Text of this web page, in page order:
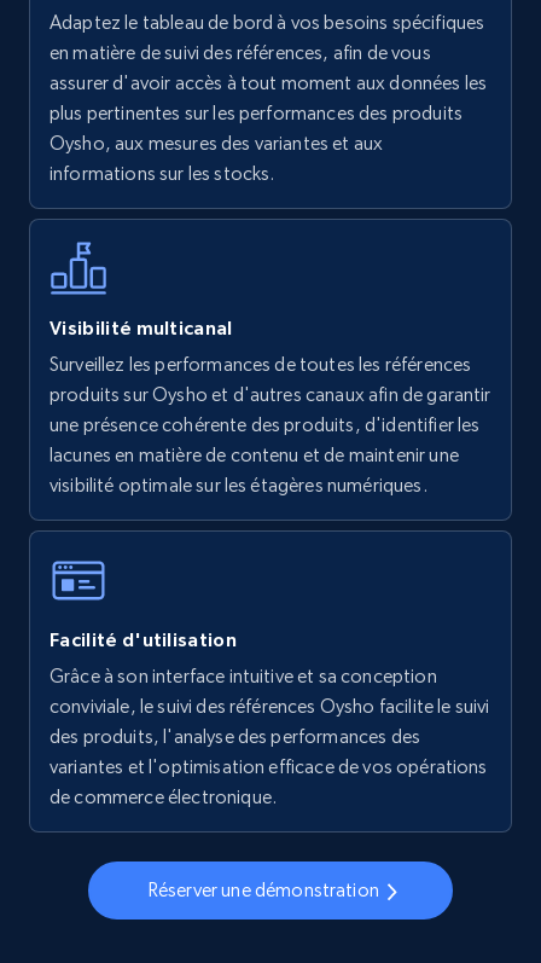
URL, Final price, Sku, Currency, Gtin,
Specifications, Image urls, Top reviews, and
more.
877+
Walmart - products - Find new products by
using specific category URL
URL, Final price, Sku, Currency, Gtin,
more.
5.6K+ 877+ Commencer
specific keywords
Specifications, Image urls, Top reviews, and
more.
5.6K+ 877+ Commencer
Walmart - products - Discover products by
using sku numbers
URL, Final price, Sku, Currency, Gtin,
Adaptez le tableau de bord à vos besoins spécifiques
en matière de suivi des références, afin de vous
assurer d'avoir accès à tout moment aux données les
plus pertinentes sur les performances des produits
Oysho, aux mesures des variantes et aux
informations sur les stocks.
Visibilité multicanal
Surveillez les performances de toutes les références
produits sur Oysho et d'autres canaux afin de garantir
une présence cohérente des produits, d'identifier les
lacunes en matière de contenu et de maintenir une
visibilité optimale sur les étagères numériques.
Facilité d'utilisation
Grâce à son interface intuitive et sa conception
conviviale, le suivi des références Oysho facilite le suivi
des produits, l'analyse des performances des
variantes et l'optimisation efficace de vos opérations
de commerce électronique.
Réserver une démonstration